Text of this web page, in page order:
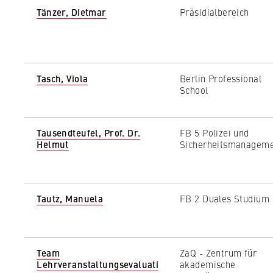
i
e
n
S
o
o
E
Tänzer, Dietmar Präsidialbereich
Tasch, Viola
Berlin Professional
School
Tausendteufel, Prof. Dr.
Helmut
FB 5 Polizei und
Tautz, Manuela FB 2 Duales Studium
Team
Lehrveranstaltungsevaluati
ZaQ - Zentrum für
akademische
protected
remains
MARKETING
Youtube
Provider: Google Ireland
Allows you to
Cookie duration: bis zu 2 Jahre